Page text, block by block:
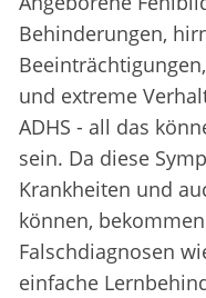
Behinderungen,
und extreme
ADHS - all das
sein. Da diese
Krankheiten und
können,
Falschdiagnosen
einfache